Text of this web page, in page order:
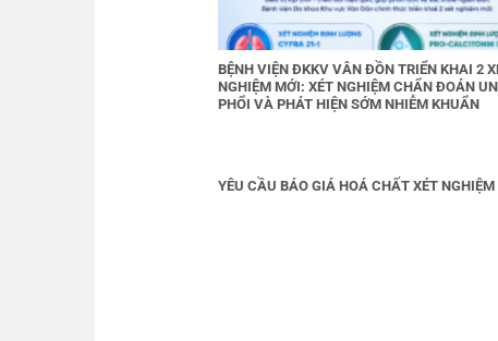
BỆNH VIỆN ĐKKV VÂN ĐỒN TRIỂN KHAI 2
NGHIỆM MỚI: XÉT NGHIỆM CHẨN ĐOÁN
PHỔI VÀ PHÁT HIỆN SỚM NHIỄM KHUẨN
YÊU CẦU BÁO GIÁ HOÁ CHẤT XÉT NGHIỆM